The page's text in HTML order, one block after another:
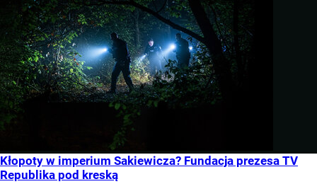
Kłopoty w imperium Sakiewicza? Fundacja prezesa TV
Republika pod kreską